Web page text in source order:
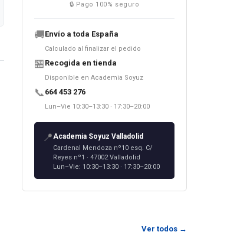
🔒 Pago 100% seguro
🚚Envío a toda España
Calculado al finalizar el pedido
🏪 Recogida en tienda
Disponible en Academia Soyuz
📞 664 453 276
Lun–Vie 10:30–13:30 · 17:30–20:00
📍Academia Soyuz Valladolid
Cardenal Mendoza nº10 esq. C/
Reyes nº1 · 47002 Valladolid
Lun–Vie: 10:30–13:30 · 17:30–20:00
Ver todos →